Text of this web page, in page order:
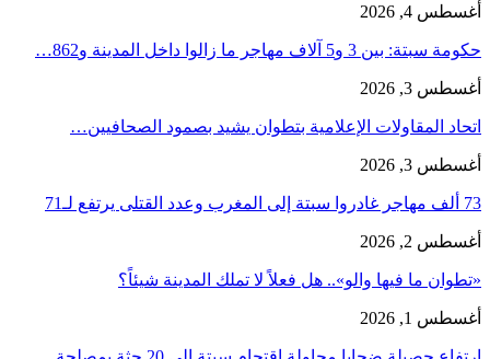
أغسطس 4, 2026
حكومة سبتة: بين 3 و5 آلاف مهاجر ما زالوا داخل المدينة و862…
أغسطس 3, 2026
اتحاد المقاولات الإعلامية بتطوان يشيد بصمود الصحافيين…
أغسطس 3, 2026
73 ألف مهاجر غادروا سبتة إلى المغرب وعدد القتلى يرتفع لـ71
أغسطس 2, 2026
«تطوان ما فيها والو».. هل فعلاً لا تملك المدينة شيئاً؟
أغسطس 1, 2026